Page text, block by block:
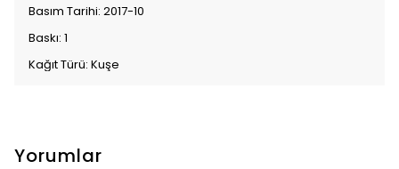
Basım Tarihi: 2017-10
Baskı: 1
Kağıt Türü: Kuşe
Yorumlar